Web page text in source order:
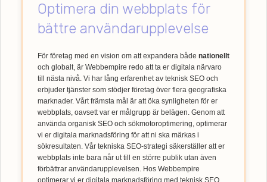
Optimera din webbplats för
bättre användarupplevelse
För företag med en vision om att expandera både nationellt
och globalt, är Webbempire redo att ta er digitala närvaro
till nästa nivå. Vi har lång erfarenhet av teknisk SEO och
erbjuder tjänster som stödjer företag över flera geografiska
marknader. Vårt främsta mål är att öka synligheten för er
webbplats, oavsett var er målgrupp är belägen. Genom att
använda organisk SEO och sökmotoroptimering, optimerar
vi er digitala marknadsföring för att ni ska märkas i
sökresultaten. Vår tekniska SEO-strategi säkerställer att er
webbplats inte bara når ut till en större publik utan även
förbättrar användarupplevelsen. Hos Webbempire